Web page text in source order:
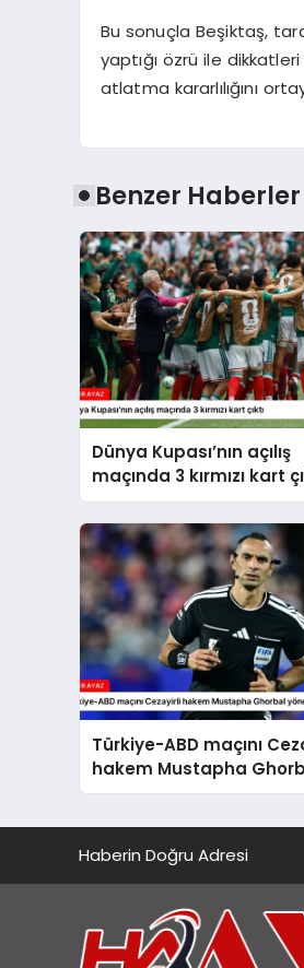
Bu sonuçla Beşiktaş,
yaptığı özrü ile
atlatma kararlılığını
Benzer Haberler
Dünya Kupası’nın açılış
maçında 3 kırmızı kart
Türkiye-ABD maçını
hakem Mustapha
yönetecek
Haberin Doğru Adresi